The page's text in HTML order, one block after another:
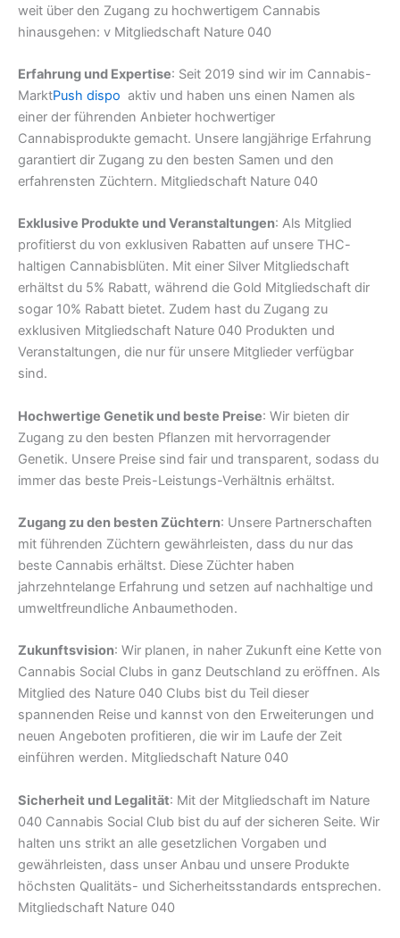
weit über den Zugang zu hochwertigem Cannabis
hinausgehen: v Mitgliedschaft Nature 040
Erfahrung und Expertise: Seit 2019 sind wir im Cannabis-
MarktPush dispo aktiv und haben uns einen Namen als
einer der führenden Anbieter hochwertiger
Cannabisprodukte gemacht. Unsere langjährige Erfahrung
garantiert dir Zugang zu den besten Samen und den
erfahrensten Züchtern. Mitgliedschaft Nature 040
Exklusive Produkte und Veranstaltungen: Als Mitglied
profitierst du von exklusiven Rabatten auf unsere THC-
haltigen Cannabisblüten. Mit einer Silver Mitgliedschaft
erhältst du 5% Rabatt, während die Gold Mitgliedschaft dir
sogar 10% Rabatt bietet. Zudem hast du Zugang zu
exklusiven Mitgliedschaft Nature 040 Produkten und
Veranstaltungen, die nur für unsere Mitglieder verfügbar
sind.
Hochwertige Genetik und beste Preise: Wir bieten dir
Zugang zu den besten Pflanzen mit hervorragender
Genetik. Unsere Preise sind fair und transparent, sodass du
immer das beste Preis-Leistungs-Verhältnis erhältst.
Zugang zu den besten Züchtern: Unsere Partnerschaften
mit führenden Züchtern gewährleisten, dass du nur das
beste Cannabis erhältst. Diese Züchter haben
jahrzehntelange Erfahrung und setzen auf nachhaltige und
umweltfreundliche Anbaumethoden.
Zukunftsvision: Wir planen, in naher Zukunft eine Kette von
Cannabis Social Clubs in ganz Deutschland zu eröffnen. Als
Mitglied des Nature 040 Clubs bist du Teil dieser
spannenden Reise und kannst von den Erweiterungen und
neuen Angeboten profitieren, die wir im Laufe der Zeit
einführen werden. Mitgliedschaft Nature 040
Sicherheit und Legalität: Mit der Mitgliedschaft im Nature
040 Cannabis Social Club bist du auf der sicheren Seite. Wir
halten uns strikt an alle gesetzlichen Vorgaben und
gewährleisten, dass unser Anbau und unsere Produkte
höchsten Qualitäts- und Sicherheitsstandards entsprechen.
Mitgliedschaft Nature 040